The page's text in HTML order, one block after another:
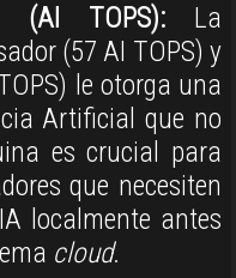
(AI TOPS):La
(57 AI TOPS) y
le otorga una
Artificial que no
es crucial para
que necesiten
localmente antes
cloud.